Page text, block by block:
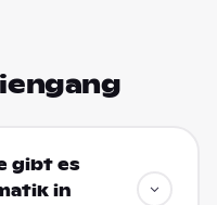
gibt es
in